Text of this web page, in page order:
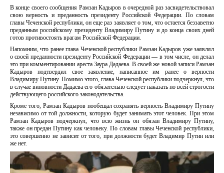
В конце своего сообщения Рамзан Кадыров в очередной раз засвидетельствовал
свою верность и преданность президенту Российской Федерации. По словам
главы Чеченской республики, он еще раз заявляет о том, что остается беззаветно
преданным российскому президенту Владимиру Путину и до конца своих дней
готов противостоять врагам Российской Федерации.
Напомним, что ранее глава Чеченской республики Рамзан Кадыров уже заявлял
о своей преданности президенту Российской Федерации — в том числе, он делал
это при комментировании ареста Заура Дадаева. В своей же новой записи Рамзан
Кадыров подтвердил свое заявление, написанное им ранее о верности
Владимиру Путину. Помимо этого, глава Чеченской республики подчеркнул, что
в случае виновности Дадаева его обязательно следует наказать по всей строгости
действующего российского законодательства.
Кроме того, Рамзан Кадыров пообещал сохранять верность Владимиру Путину
независимо от той должности, которую будет занимать этот человек. При этом
Рамзан Кадыров подчеркнул, что всю жизнь он обязан Владимиру Путину,
также он предан Путину как человеку. По словам главы Чеченской республики,
это совершенно не зависит от того, при должности будет Владимир Путин или
же нет.